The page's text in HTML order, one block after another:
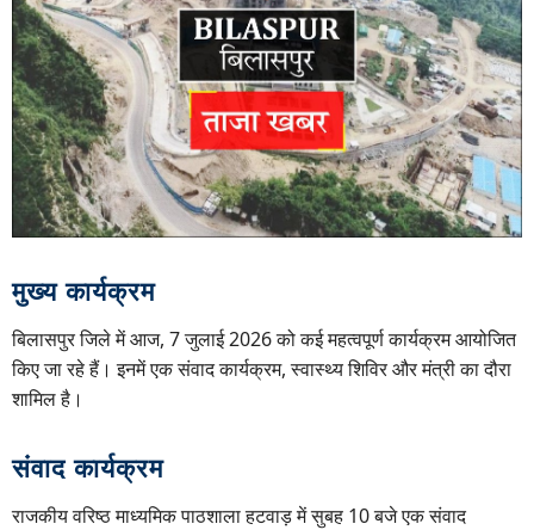
मुख्य कार्यक्रम
बिलासपुर जिले में आज, 7 जुलाई 2026 को कई महत्वपूर्ण कार्यक्रम आयोजित
किए जा रहे हैं। इनमें एक संवाद कार्यक्रम, स्वास्थ्य शिविर और मंत्री का दौरा
शामिल है।
संवाद कार्यक्रम
राजकीय वरिष्ठ माध्यमिक पाठशाला हटवाड़ में सुबह 10 बजे एक संवाद